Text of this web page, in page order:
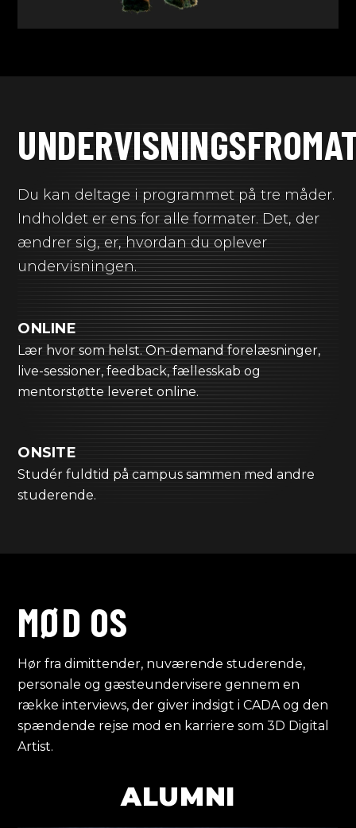
Du kan deltage i programmet på tre måder.
Indholdet er ens for alle formater. Det, der
ændrer sig, er, hvordan du oplever
undervisningen.
ONLINE
Lær hvor som helst. On-demand forelæsninger,
live-sessioner, feedback, fællesskab og
mentorstøtte leveret online.
ONSITE
Studér fuldtid på campus sammen med andre
studerende.
MØD OS
Hør fra dimittender, nuværende studerende,
personale og gæsteundervisere gennem en
række interviews, der giver indsigt i CADA og den
spændende rejse mod en karriere som 3D Digital
Artist.
ALUMNI